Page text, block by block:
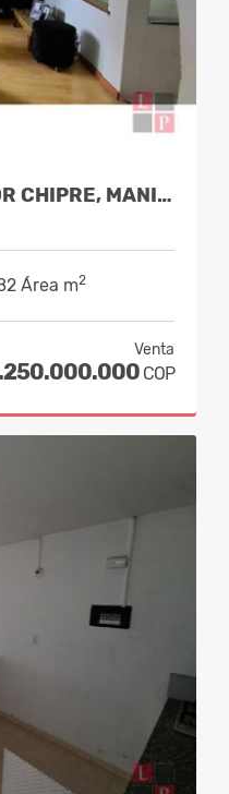
VENTA CASA CON RENTA, SECTOR CHIPRE, MANIZALES, CÒDIGO 10219462
Área m2
Venta
COP